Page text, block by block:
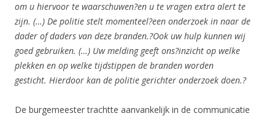
om u hiervoor te waarschuwen?en u te vragen extra alert te
zijn. (…) De politie stelt momenteel?een onderzoek in naar de
dader of daders van deze branden.?Ook uw hulp kunnen wij
goed gebruiken. (…) Uw melding geeft ons?inzicht op welke
plekken en op welke tijdstippen de branden worden
gesticht. Hierdoor kan de politie gerichter onderzoek doen.?
De burgemeester trachtte aanvankelijk in de communicatie